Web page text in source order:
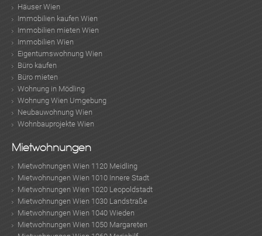
Häuser Wien
Immobilien kaufen Wien
Immobilien mieten Wien
Immobilien Wien
Eigentumswohnung Wien
Büro kaufen
Büro mieten
Wohnung in Mödling
Wohnung Wien Umgebung
Neubauwohnung Wien
Wohnbauprojekte Wien
Mietwohnungen
Mietwohnungen Wien 1120 Meidling
Mietwohnungen Wien 1010 Innere Stadt
Mietwohnungen Wien 1020 Leopoldstadt
Mietwohnungen Wien 1030 Landstraße
Mietwohnungen Wien 1040 Wieden
Mietwohnungen Wien 1050 Margareten